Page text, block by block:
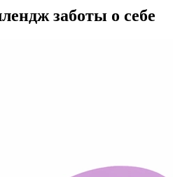
заботы о себе